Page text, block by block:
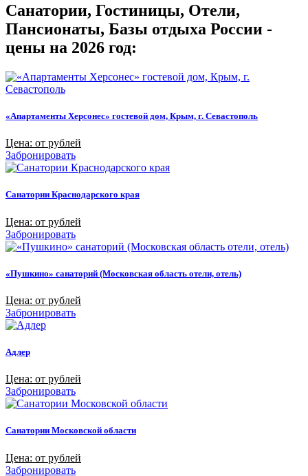
Санатории, Гостиницы, Отели,
Пансионаты, Базы отдыха России -
цены на 2026 год:
«Апартаменты Херсонес» гостевой дом, Крым, г. Севастополь
Цена: от рублей
Забронировать
Санатории Краснодарского края
Цена: от рублей
Забронировать
«Пушкино» санаторий (Московская область отели, отель)
Цена: от рублей
Забронировать
Адлер
Цена: от рублей
Забронировать
Санатории Московской области
Цена: от рублей
Забронировать